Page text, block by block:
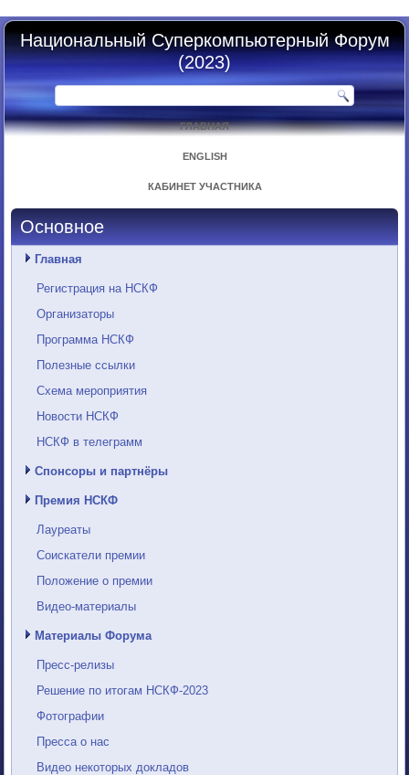
Национальный Суперкомпьютерный Форум
(2023)
ГЛАВНАЯ
ENGLISH
КАБИНЕТ УЧАСТНИКА
Основное
Главная
Регистрация на НСКФ
Организаторы
Программа НСКФ
Полезные ссылки
Схема мероприятия
Новости НСКФ
НСКФ в телеграмм
Спонсоры и партнёры
Премия НСКФ
Лауреаты
Соискатели премии
Положение о премии
Видео-материалы
Материалы Форума
Пресс-релизы
Решение по итогам НСКФ-2023
Фотографии
Пресса о нас
Видео некоторых докладов